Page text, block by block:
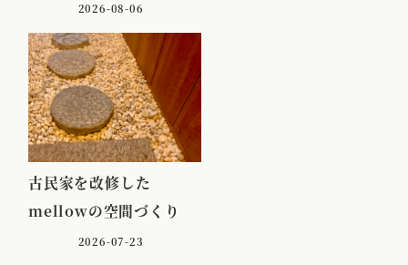
2026-08-06
古民家を改修した
mellowの空間づくり
2026-07-23